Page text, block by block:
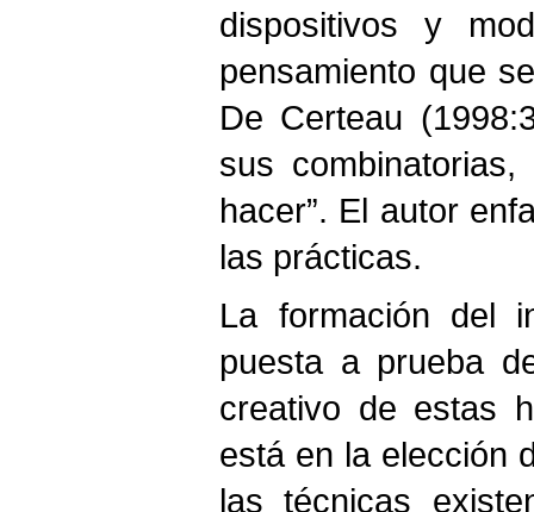
dispositivos y
pensamiento que
De Certeau
sus
hacer”. El autor
las prácticas.
La formación del
puesta a prueba
creativo de estas
está en la elección
las técnicas